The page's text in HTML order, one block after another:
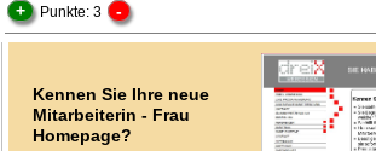
+ Punkte: 3 -
Kennen Sie Ihre neue
Mitarbeiterin - Frau
Homepage?